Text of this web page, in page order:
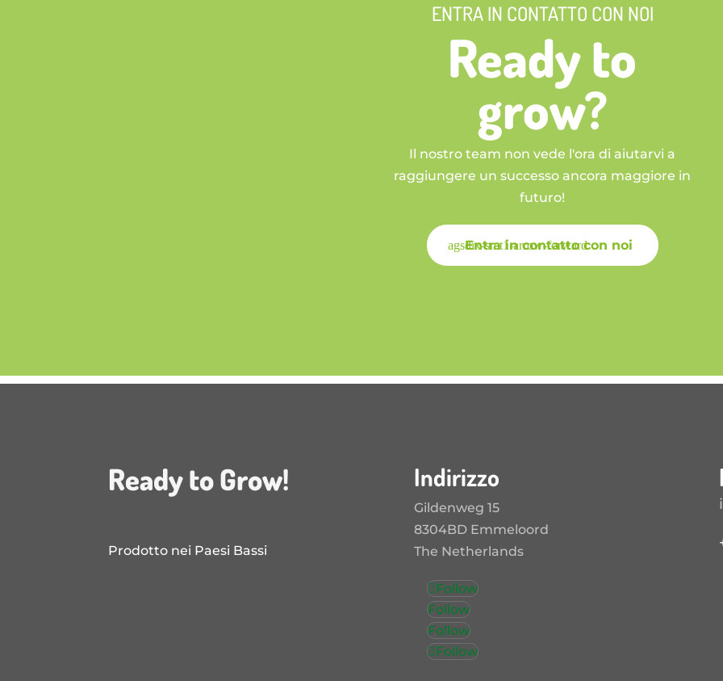
ENTRA IN CONTATTO CON NOI
Ready to
grow?
Il nostro team non vede l'ora di aiutarvi a
raggiungere un successo ancora maggiore in
futuro!
Entra in contatto con noi
Ready to Grow!
Prodotto nei Paesi Bassi
Indirizzo
Gildenweg 15
8304BD Emmeloord
The Netherlands
Follow
Follow
Follow
Follow